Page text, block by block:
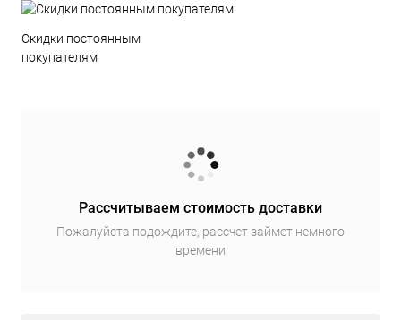
Скидки постоянным
покупателям
Рассчитываем стоимость доставки
Пожалуйста подождите, рассчет займет немного
времени